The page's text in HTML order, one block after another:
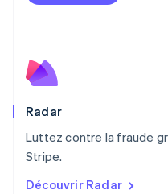
Radar
Luttez contre la fraude
Stripe.
Découvrir Radar
Mexique
Nouvelle-Zélande
English
Pays-Bas
Pologne
English
PortuguêsEnglish